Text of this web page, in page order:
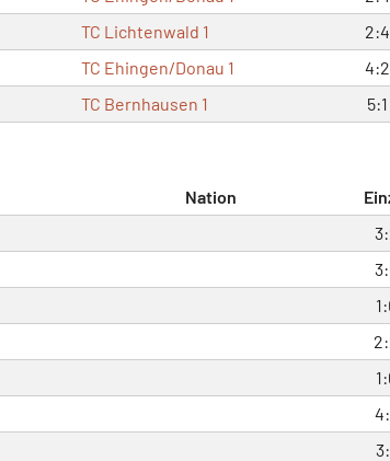
TC Lichtenwald 1 2:4
TC Ehingen/Donau 1 4:2
TC Bernhausen 1 5:1
Nation